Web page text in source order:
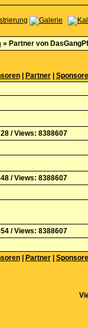
» Partner von
| Partner|
/ Views: 8388607
/ Views: 8388607
/ Views: 8388607
| Partner|